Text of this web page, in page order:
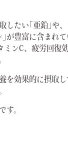
したい｢亜鉛｣や
が豊富に含まれ
ミンC、疲労回復
を効果的に摂取
す。